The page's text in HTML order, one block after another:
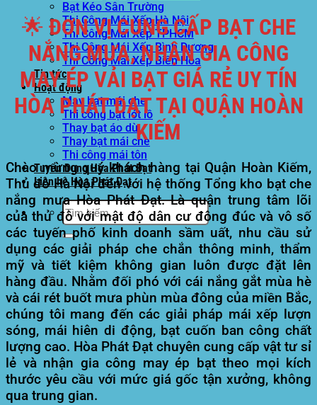
Bạt Kéo Sân Trường
Thi Công Mái Xếp Hà Nội
Thi Công Mái Xếp TPHCM
Thi Công Mái Xếp Bình Dương
Thi Công Mái Xếp Biên Hòa
Tin tức
Hoạt động
May bạt mái che
Thi công bạt lót lồ
Thay bạt áo dù
Thay bạt mái che
Thi công mái tôn
Tuyển Dụng Hòa Phát Đạt
Liên hệ Hòa Phát Đạt
Tìm
kiếm:
🌟 ĐƠN VỊ CUNG CẤP BẠT CHE
NẮNG MƯA, NHẬN GIA CÔNG
MAY ÉP VẢI BẠT GIÁ RẺ UY TÍN
HÒA PHÁT ĐẠT TẠI QUẬN HOÀN
KIẾM
Chào mừng quý khách hàng tại Quận Hoàn Kiếm,
Thủ đô Hà Nộiđến với hệ thống Tổng kho bạt che
nắng mưa Hòa Phát Đạt. Là quận trung tâm lõi
của thủ đô với mật độ dân cư đông đúc và vô số
các tuyến phố kinh doanh sầm uất, nhu cầu sử
dụng các giải pháp che chắn thông minh, thẩm
mỹ và tiết kiệm không gian luôn được đặt lên
hàng đầu. Nhằm đối phó với cái nắng gắt mùa hè
và cái rét buốt mưa phùn mùa đông của miền Bắc,
chúng tôi mang đến các giải pháp mái xếp lượn
sóng, mái hiên di động, bạt cuốn ban công chất
lượng cao. Hòa Phát Đạt chuyên cung cấp vật tư sỉ
lẻ và nhận gia công may ép bạt theo mọi kích
thước yêu cầu với mức giá gốc tận xưởng, không
qua trung gian.